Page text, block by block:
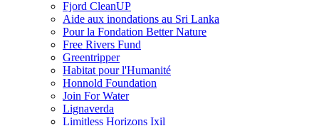
Fjord CleanUP
Aide aux inondations au Sri Lanka
Pour la Fondation Better Nature
Free Rivers Fund
Greentripper
Habitat pour l'Humanité
Honnold Foundation
Join For Water
Lignaverda
Limitless Horizons Ixil